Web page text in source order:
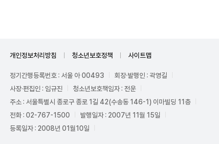
개인정보처리방침 청소년보호정책 사이트맵
정기간행등록번호 : 서울 아 00493
회장·발행인 : 곽영길
사장·편집인 : 임규진
청소년보호책임자 : 전운
주소 : 서울특별시 종로구 종로 1길 42(수송동 146-1) 이마빌딩 11층
전화 : 02-767-1500
발행일자 : 2007년 11월 15일
등록일자 : 2008년 01월10일